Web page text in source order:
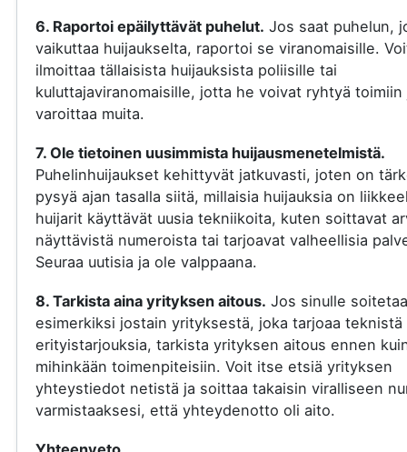
6. Raportoi epäilyttävät puhelut. Jos saat puhelun,
vaikuttaa huijaukselta, raportoi se viranomaisille.
ilmoittaa tällaisista huijauksista poliisille tai
kuluttajaviranomaisille, jotta he voivat ryhtyä toimiin
varoittaa muita.
7. Ole tietoinen uusimmista huijausmenetelmistä.
Puhelinhuijaukset kehittyvät jatkuvasti, joten on
pysyä ajan tasalla siitä, millaisia huijauksia on
huijarit käyttävät uusia tekniikoita, kuten soittavat
näyttävistä numeroista tai tarjoavat valheellisia
Seuraa uutisia ja ole valppaana.
8. Tarkista aina yrityksen aitous. Jos sinulle
esimerkiksi jostain yrityksestä, joka tarjoaa teknistä
erityistarjouksia, tarkista yrityksen aitous ennen
mihinkään toimenpiteisiin. Voit itse etsiä yrityksen
yhteystiedot netistä ja soittaa takaisin viralliseen
varmistaaksesi, että yhteydenotto oli aito.